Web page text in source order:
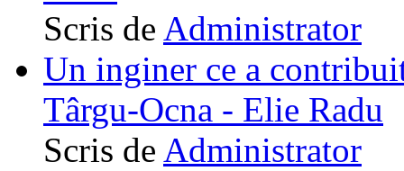
Scris de Administrator
Un inginer ce a
Târgu-Ocna - Elie Radu
Scris de Administrator